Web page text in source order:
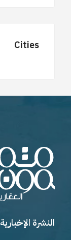
Cities
النشرة الإخبارية